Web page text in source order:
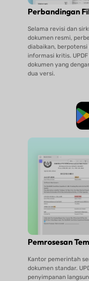
Perbandingan
Selama revisi dan
dokumen resmi,
diabaikan,
informasi kritis.
dokumen yang
dua versi.
Pemrosesan
Kantor pemerintah
dokumen standar.
penyimpanan